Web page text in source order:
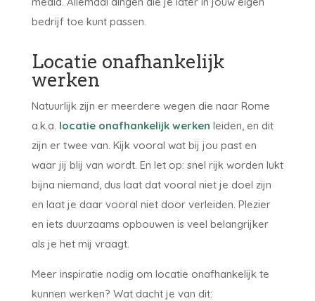
bedrijf toe kunt passen.
Locatie onafhankelijk
werken
Natuurlijk zijn er meerdere wegen die naar Rome
a.k.a. locatie onafhankelijk werken leiden, en dit
zijn er twee van. Kijk vooral wat bij jou past en
waar jij blij van wordt. En let op: snel rijk worden lukt
bijna niemand, dus laat dat vooral niet je doel zijn
en laat je daar vooral niet door verleiden. Plezier
en iets duurzaams opbouwen is veel belangrijker
als je het mij vraagt.
Meer inspiratie nodig om locatie onafhankelijk te
kunnen werken? Wat dacht je van dit: